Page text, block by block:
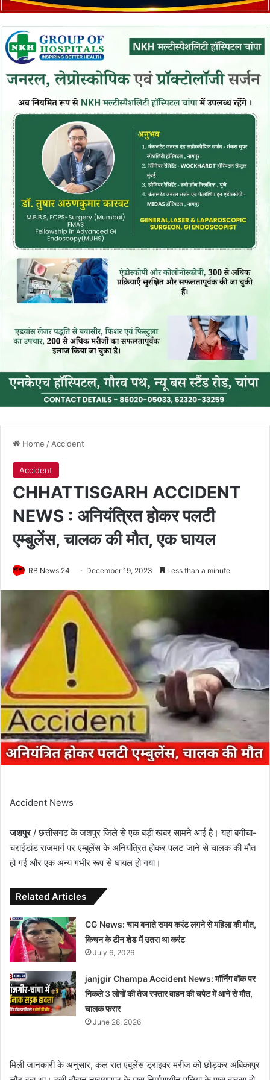
Home /Accident
Accident
CHHATTISGARH ACCIDENT
NEWS : अनियंत्रित होकर पलटी
एम्बुलेंस, चालक की मौत, एक घायल
RB News 24 December 19, 2023 Less than a minute
Accident News
जशपुर/ छत्तीसगढ़ के जशपुर जिले से एक बड़ी खबर सामने आई है। यहां बगीचा-
चराईडांड राजमार्ग पर एम्बुलेंस के अनियंत्रित होकर पलट जाने से चालक की मौत
हो गई और एक अन्य गंभीर रूप से घायल हो गया।
Related Articles
CG News: चाय बनाते समय करंट लगने से महिला की मौत,
किचन के टीन शेड में उतरा था करंट
July 6, 2026
janjgir Champa Accident News: मॉर्निंग वॉक पर
निकले 3 लोगों की तेज रफ्तार वाहन की चपेट में आने से मौत,
चालक फरार
June 28, 2026
मिली जानकारी के अनुसार, कल रात एंबुलेंस ड्राइवर मरीज को छोड़कर अंबिकापुर